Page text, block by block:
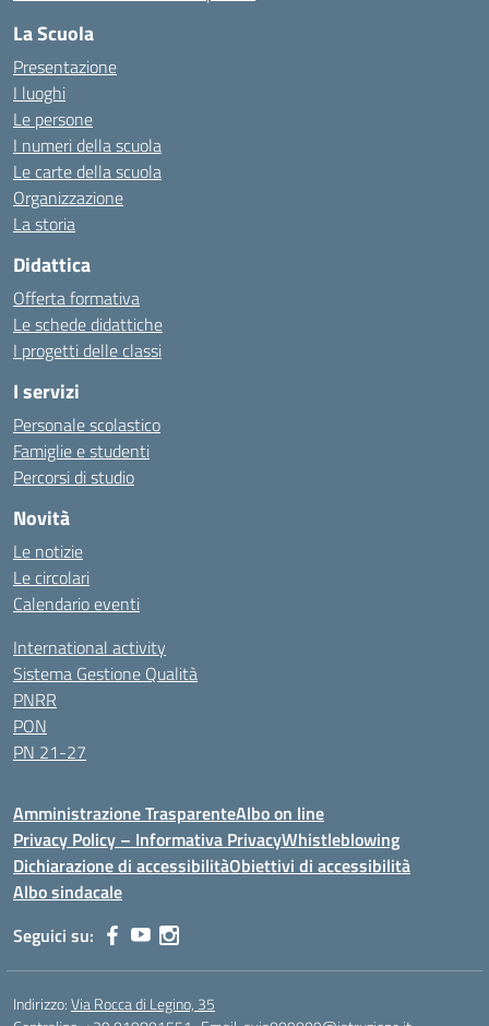
La Scuola
Presentazione
I luoghi
Le persone
I numeri della scuola
Le carte della scuola
Organizzazione
La storia
Didattica
Offerta formativa
Le schede didattiche
I progetti delle classi
I servizi
Personale scolastico
Famiglie e studenti
Percorsi di studio
Novità
Le notizie
Le circolari
Calendario eventi
International activity
Sistema Gestione Qualità
PNRR
PON
PN 21-27
Amministrazione TrasparenteAlbo on line
Privacy Policy – Informativa PrivacyWhistleblowing
Dichiarazione di accessibilitàObiettivi di accessibilità
Albo sindacale
Seguici su:
Indirizzo:Via Rocca di Legino, 35